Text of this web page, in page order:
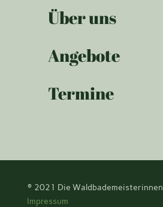
Über uns
Angebote
Termine
© 2021 Die Waldbademeisterinnen
Impressum